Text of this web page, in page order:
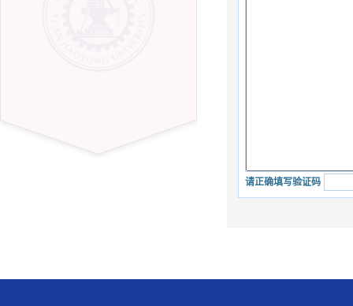
请正确填写验证码